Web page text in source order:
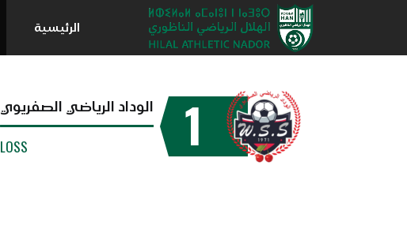
الرئيسية
1 الوداد الرياضي الصفريوي
LOSS